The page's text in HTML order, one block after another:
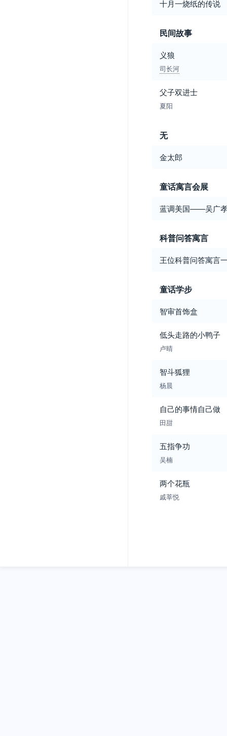
十月一烧纸的传说
民间故事
义狼
司长河
父子双进士
夏阳
无
金太郎
童话寓言会展
蓝调美国——吴广
科普问答寓言
王位科普问答寓言
童话学步
智审首饰盒
低头走路的小鸭子
卢晴
智斗狐狸
杨晨
自己的事情自己做
田甜
五指争功
吴楠
两个花瓶
戚莘悦